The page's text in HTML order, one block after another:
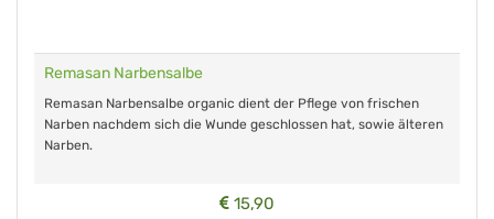
Remasan Narbensalbe
Remasan Narbensalbe organic dient der Pflege von frischen
Narben nachdem sich die Wunde geschlossen hat, sowie älteren
Narben.
15,90